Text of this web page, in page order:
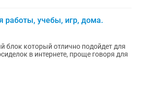
работы, учебы, игр, дома.
блок который отлично подойдет для
в интернете, проще говоря для